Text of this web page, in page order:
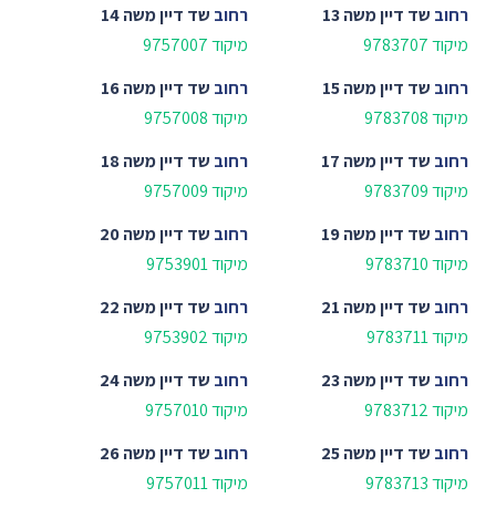
רחוב שד דיין משה 13
מיקוד 9783707
רחוב שד דיין משה 14
מיקוד 9757007
רחוב שד דיין משה 15
מיקוד 9783708
רחוב שד דיין משה 16
מיקוד 9757008
רחוב שד דיין משה 17
מיקוד 9783709
רחוב שד דיין משה 18
מיקוד 9757009
רחוב שד דיין משה 19
מיקוד 9783710
רחוב שד דיין משה 20
מיקוד 9753901
רחוב שד דיין משה 21
מיקוד 9783711
רחוב שד דיין משה 22
מיקוד 9753902
רחוב שד דיין משה 23
מיקוד 9783712
רחוב שד דיין משה 24
מיקוד 9757010
רחוב שד דיין משה 25
מיקוד 9783713
רחוב שד דיין משה 26
מיקוד 9757011